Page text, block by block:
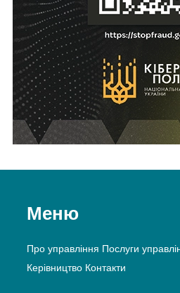
Меню
Про управління Послуги
Керівництво Контакти